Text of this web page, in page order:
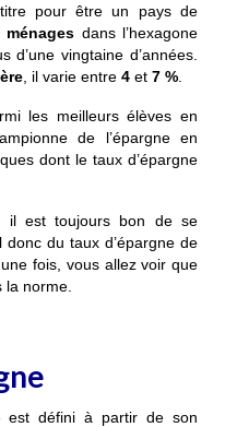
pour être un pays de
ménages dans l’hexagone
d’une vingtaine d’années.
, il varie entre 4 et 7 %
les meilleurs élèves en
de l’épargne en
dont le taux d’épargne
il est toujours bon de se
du taux d’épargne de
fois, vous allez voir que
norme.
est défini à partir de son